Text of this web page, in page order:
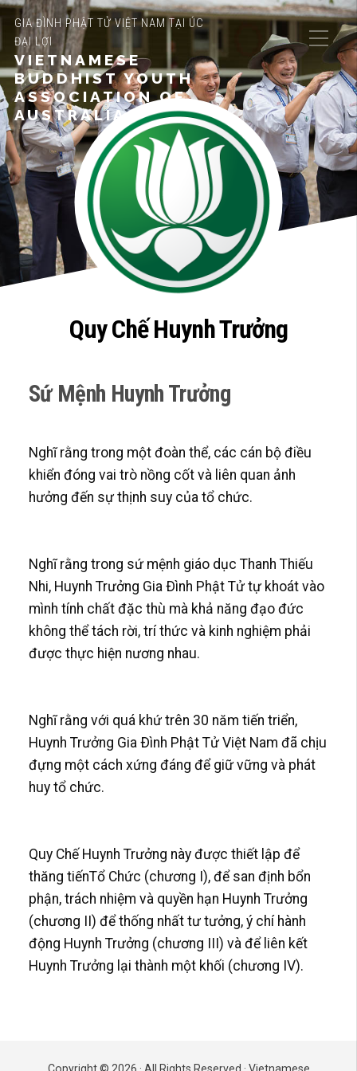
GIA ĐÌNH PHẬT TỬ VIỆT NAM TẠI ÚC
ĐẠI LỢI
VIETNAMESE
BUDDHIST YOUTH
ASSOCIATION OF
AUSTRALIA
Quy Chế Huynh Trưởng
Sứ Mệnh Huynh Trưởng
Nghĩ rằng trong một đoàn thể, các cán bộ điều
khiển đóng vai trò nồng cốt và liên quan ảnh
hưởng đến sự thịnh suy của tổ chức.
Nghĩ rằng trong sứ mệnh giáo dục Thanh Thiếu
Nhi, Huynh Trưởng Gia Ðình Phật Tử tự khoát vào
mình tính chất đặc thù mà khả năng đạo đức
không thể tách rời, trí thức và kinh nghiệm phải
được thực hiện nương nhau.
Nghĩ rằng với quá khứ trên 30 năm tiến triển,
Huynh Trưởng Gia Ðình Phật Tử Việt Nam đã chịu
đựng một cách xứng đáng để giữ vững và phát
huy tổ chức.
Quy Chế Huynh Trưởng này được thiết lập để
thăng tiếnTổ Chức (chương I), để san định bổn
phận, trách nhiệm và quyền hạn Huynh Trưởng
(chương II) để thống nhất tư tưởng, ý chí hành
động Huynh Trưởng (chương III) và để liên kết
Huynh Trưởng lại thành một khối (chương IV).